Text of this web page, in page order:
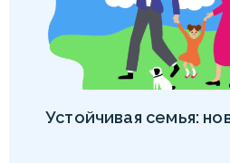
Устойчивая семья: